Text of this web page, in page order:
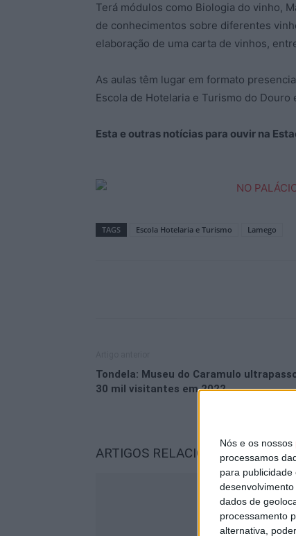
Nós e os nossos
processamos
para
desenvolvimento
dados de
processamento
alternativa,
Terá módulos como Biologia do vinho,
de conhecimentos sobre diferentes
elaboração de uma carta de vinhos,
As aulas têm lugar em formato
Escola de Hotelaria e Turismo do Douro
Esta e outras notícias para ouvir na
TAGS Escola Hotelaria e Turismo Lamego
Tondela: Museu do Caramulo
30 mil visitantes em 2022
ARTIGOS RELACIONADOSMais